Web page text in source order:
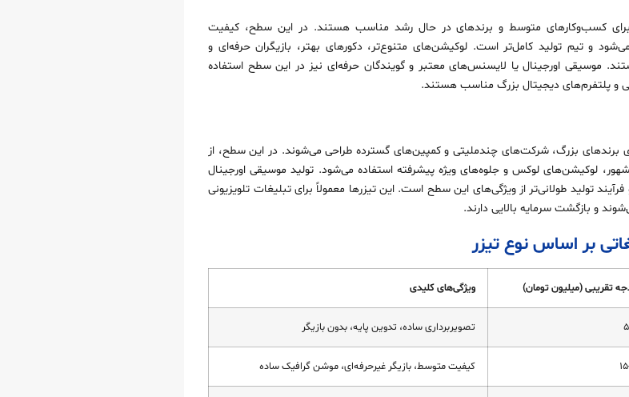
بودجه ۲۰ تا ۱۰۰ میلیون تومان برای کسب‌وکارهای متوسط و برندهای در حال رشد مناسب هستند. در این سطح، کیفیت
و تیم تولید کامل‌تر است. لوکیشن‌های متنوع‌تر، دکورهای بهتر، بازیگران حرفه‌ای و
موسیقی اورجینال یا لایسنس‌های معتبر و گویندگان حرفه‌ای نیز در این سطح استفاده
و پلتفرم‌های دیجیتال بزرگ مناسب هستند.
بودجه بالای ۱۰۰ میلیون تومان برای برندهای بزرگ، شرکت‌های چندملیتی و کمپین‌های گسترده طراحی می‌شوند. در این سطح، از
لوکیشن‌های لوکس و جلوه‌های ویژه پیشرفته استفاده می‌شود. تولید موسیقی اورجینال
تولید طولانی‌تر از ویژگی‌های این سطح است. این تیزرها معمولاً برای تبلیغات تلویزیونی
و بازگشت سرمایه بالایی دارند.
بر اساس نوع تیزر
تقریبی (میلیون تومان) ویژگی‌های کلیدی
تصویربرداری ساده، تدوین پایه، بدون بازیگر
کیفیت متوسط، بازیگر غیرحرفه‌ای، موشن گرافیک ساده